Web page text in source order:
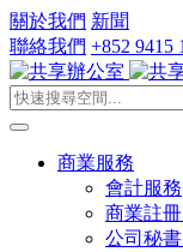
關於我們 新聞
聯絡我們 +852 9415
商業服務
會計服務
商業註
公司秘